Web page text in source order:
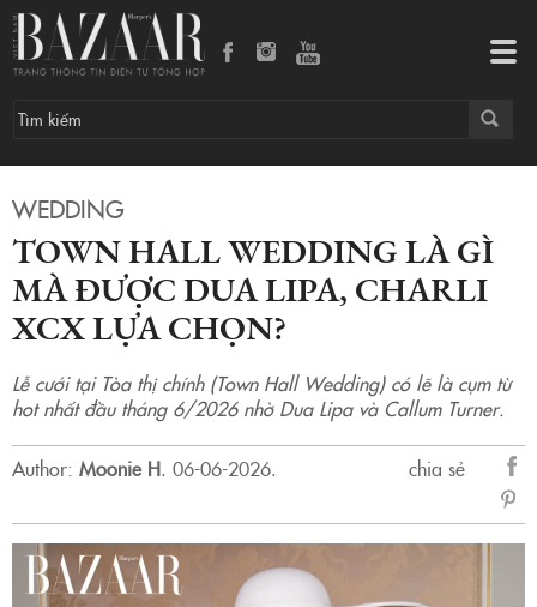
WEDDING
TOWN HALL WEDDING LÀ GÌ
MÀ ĐƯỢC DUA LIPA, CHARLI
XCX LỰA CHỌN?
Lễ cưới tại Tòa thị chính (Town Hall Wedding) có lẽ là cụm từ
hot nhất đầu tháng 6/2026 nhờ Dua Lipa và Callum Turner.
Author: Moonie H. 06-06-2026.
chia sẻ
sẻ